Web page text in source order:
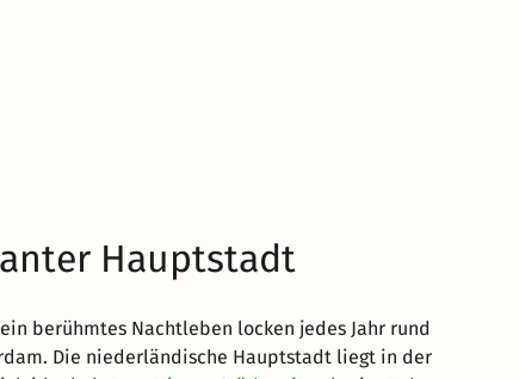
Hauptstadt
berühmtes Nachtleben locken jedes Jahr rund
Die niederländische Hauptstadt liegt in der